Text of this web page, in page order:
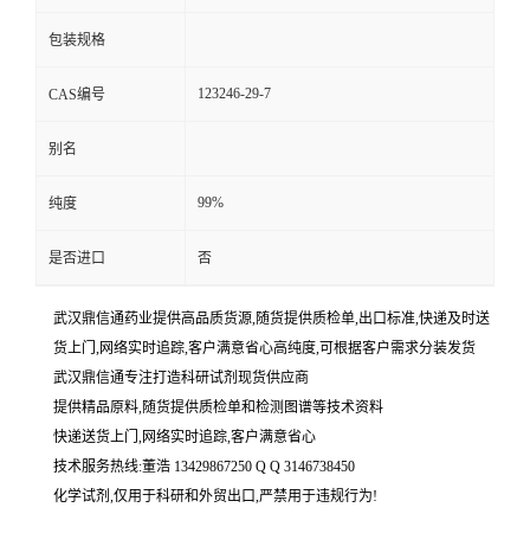
包装规格
CAS编号 123246-29-7
别名
纯度 99%
是否进口 否
武汉鼎信通药业提供高品质货源,随货提供质检单,出口标准,快递及时送
货上门,网络实时追踪,客户满意省心高纯度,可根据客户需求分装发货
武汉鼎信通专注打造科研试剂现货供应商
提供精品原料,随货提供质检单和检测图谱等技术资料
快递送货上门,网络实时追踪,客户满意省心
技术服务热线:董浩 13429867250 Q Q 3146738450
化学试剂,仅用于科研和外贸出口,严禁用于违规行为!